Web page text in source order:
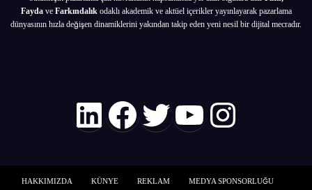
Fayda ve Farkındalık odaklı akademik ve aktüel içerikler yayınlayarak pazarlama
dünyasının hızla değişen dinamiklerini yakından takip eden yeni nesil bir dijital mecradır.
LinkedIn
Facebook
Twitter
YouTube
HAKKIMIZDA KÜNYE REKLAM MEDYA SPONSORLUĞU